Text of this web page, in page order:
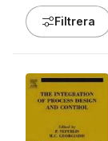
Filtrera